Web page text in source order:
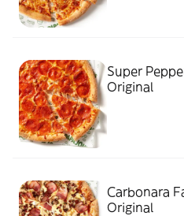
Super
Original
Carbonara
Original